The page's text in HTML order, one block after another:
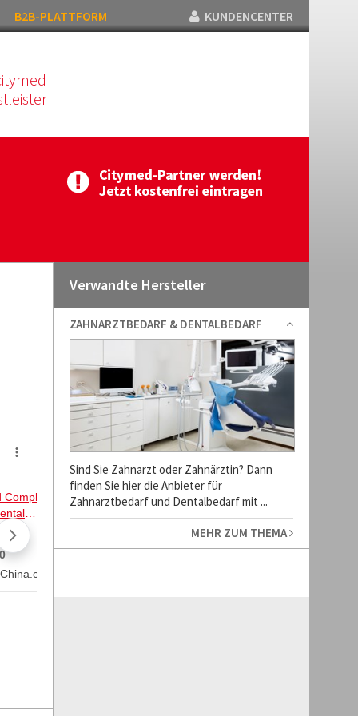
B2B-PLATTFORM KUNDENCENTER
Verwandte Hersteller
ZAHNARZTBEDARF & DENTALBEDARF
Sind Sie Zahnarzt oder Zahnärztin? Dann
finden Sie hier die Anbieter für
Zahnarztbedarf und Dentalbedarf mit ...
MEHR ZUM THEMA